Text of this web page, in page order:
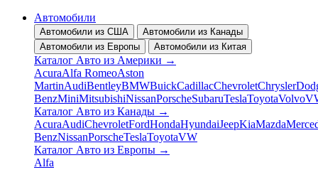
Автомобили
Автомобили из США
Автомобили из Канады
Автомобили из Европы
Автомобили из Китая
Каталог Авто из Америки →
AcuraAlfa RomeoAston
MartinAudiBentleyBMWBuickCadillacChevroletChrysler
BenzMiniMitsubishiNissanPorscheSubaruTeslaToyotaVolvo
Каталог Авто из Канады →
AcuraAudiChevroletFordHondaHyundaiJeepKiaMazda
BenzNissanPorscheTeslaToyotaVW
Каталог Авто из Европы →
Alfa